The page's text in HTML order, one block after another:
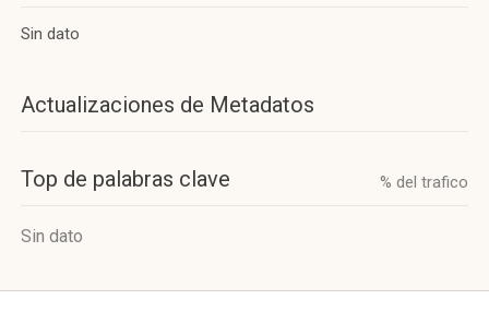
Sin dato
Actualizaciones de Metadatos
Top de palabras clave % del trafico
Sin dato